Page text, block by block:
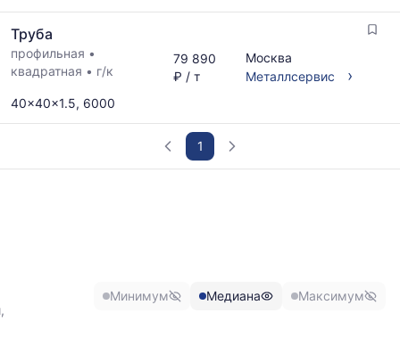
Труба
профильная •
квадратная • г/к
40x40x1.5, 6000
79 890
₽ / т
Москва
Металлсервис
›
1
максимальной Минимум Медиана Максимум